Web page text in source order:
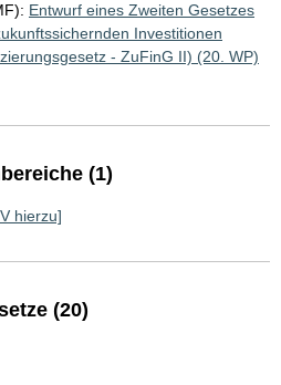
Entwurf eines Zweiten Gesetzes
Investitionen
- ZuFinG II) (20. WP)
(1)
hierzu]
(20)